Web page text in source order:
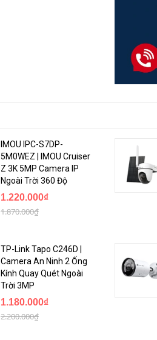
IMOU IPC-S7DP-
5M0WEZ | IMOU Cruiser
Z 3K 5MP Camera IP
Ngoài Trời 360 Độ
1.220.000₫
1.870.000₫
TP-Link Tapo C246D |
Camera An Ninh 2 Ống
Kính Quay Quét Ngoài
Trời 3MP
1.180.000₫
2.200.000₫